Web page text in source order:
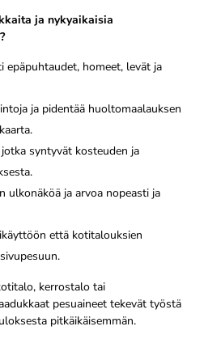
ja nykyaikaisia
epäpuhtaudet, homeet, levät ja
ja pidentää huoltomaalauksen
syntyvät kosteuden ja
ulkonäköä ja arvoa nopeasti ja
että kotitalouksien
kerrostalo tai
pesuaineet tekevät työstä
pitkäikäisemmän.